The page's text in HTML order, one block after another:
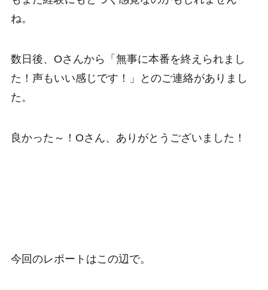
ね。
数日後、Oさんから
「無事に本番を終えられまし
た！声もいい感じです！」
とのご連絡がありまし
た。
良かった～！Oさん、ありがとうございました！
今回のレポートはこの辺で。